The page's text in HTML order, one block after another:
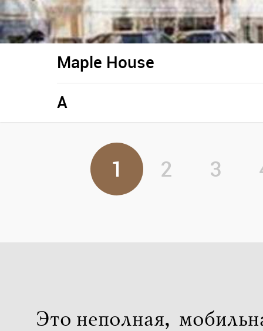
Maple House
A
1 2 3
Это неполная,